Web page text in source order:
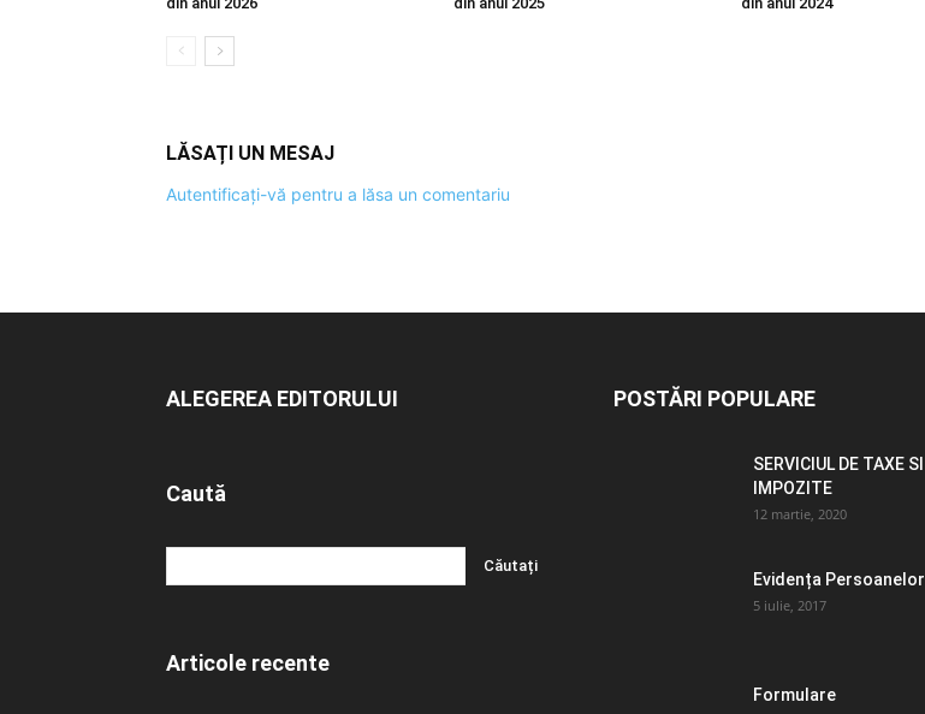
LĂSAȚI UN MESAJ
Autentificați-vă pentru a lăsa un comentariu
ALEGEREA EDITORULUI
Caută
Articole recente
POSTĂRI POPULARE
SERVICIUL DE TAXE SI
IMPOZITE
12 martie, 2020
Evidența Persoanelor
5 iulie, 2017
Formulare